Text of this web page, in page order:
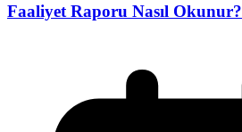
Faaliyet Raporu Nasıl Okunur?